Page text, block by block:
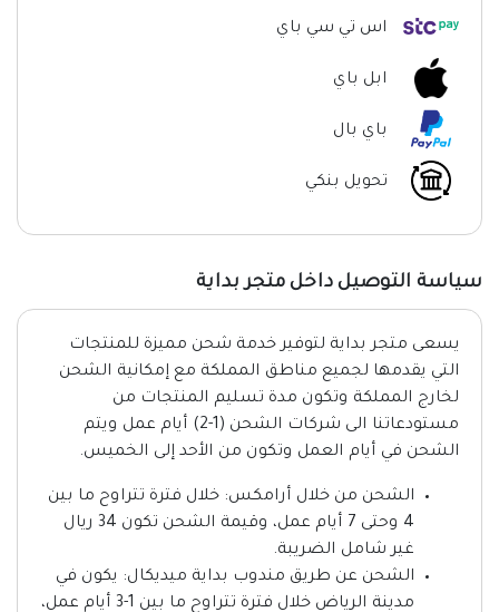
اس تي سي باي
ابل باي
باي بال
تحويل بنكي
سياسة التوصيل داخل متجر بداية
يسعى متجر بداية لتوفير خدمة شحن مميزة للمنتجات
التي يقدمها لجميع مناطق المملكة مع إمكانية الشحن
لخارج المملكة وتكون مدة تسليم المنتجات من
مستودعاتنا الى شركات الشحن (1-2) أيام عمل ويتم
الشحن في أيام العمل وتكون من الأحد إلى الخميس.
الشحن من خلال أرامكس: خلال فترة تتراوح ما بين
4 وحتى 7 أيام عمل، وقيمة الشحن تكون 34 ريال
غير شامل الضريبة.
الشحن عن طريق مندوب بداية ميديكال: يكون في
مدينة الرياض خلال فترة تتراوح ما بين 1-3 أيام عمل،